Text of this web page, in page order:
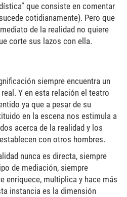
que consiste en comentar
cotidianamente). Pero que
de la realidad no quiere
corte sus lazos con ella.
siempre encuentra un
Y en esta relación el teatro
ya que a pesar de su
en la escena nos estimula a
acerca de la realidad y los
con otros hombres.
nunca es directa, siempre
de mediación, siempre
enriquece, multiplica y hace más
instancia es la dimensión